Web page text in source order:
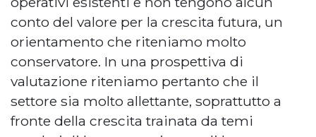
conto del valore per la crescita futura, un
orientamento che riteniamo molto
conservatore. In una prospettiva di
valutazione riteniamo pertanto che il
settore sia molto allettante, soprattutto a
fronte della crescita trainata da temi